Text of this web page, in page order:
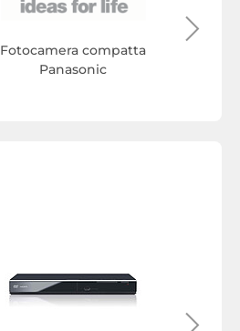
Fotocamera compatta
Panasonic